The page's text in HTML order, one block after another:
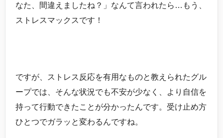
なた、間違えましたね？」なんて言われたら…もう、
ストレスマックスです！
ですが、ストレス反応を有用なものと教えられたグル
ープでは、そんな状況でも不安が少なく、より自信を
持って行動できたことが分かったんです。受け止め方
ひとつでガラッと変わるんですね。